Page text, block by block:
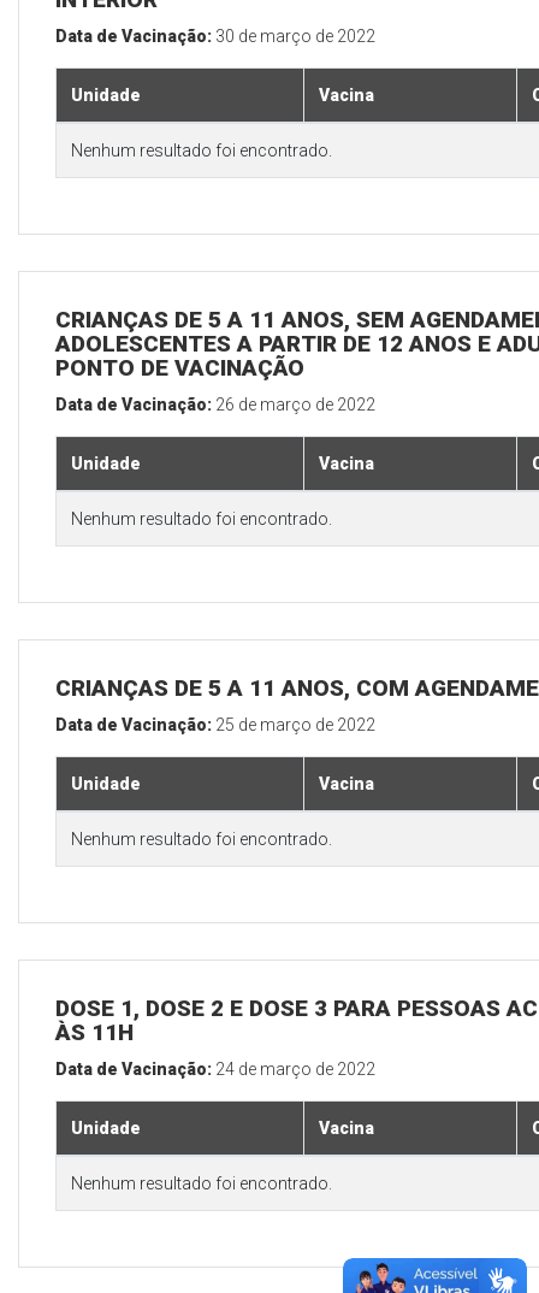
Data de Vacinação: 30 de março de 2022
Unidade Vacina
Nenhum resultado foi encontrado.
CRIANÇAS DE 5 A 11 ANOS, SEM
ADOLESCENTES A PARTIR DE 12 ANOS E
PONTO DE VACINAÇÃO
Data de Vacinação: 26 de março de 2022
Unidade Vacina
Nenhum resultado foi encontrado.
CRIANÇAS DE 5 A 11 ANOS, COM
Data de Vacinação: 25 de março de 2022
Unidade Vacina
Nenhum resultado foi encontrado.
DOSE 1, DOSE 2 E DOSE 3 PARA PESSOAS
ÀS 11H
Data de Vacinação: 24 de março de 2022
Unidade Vacina
Nenhum resultado foi encontrado.